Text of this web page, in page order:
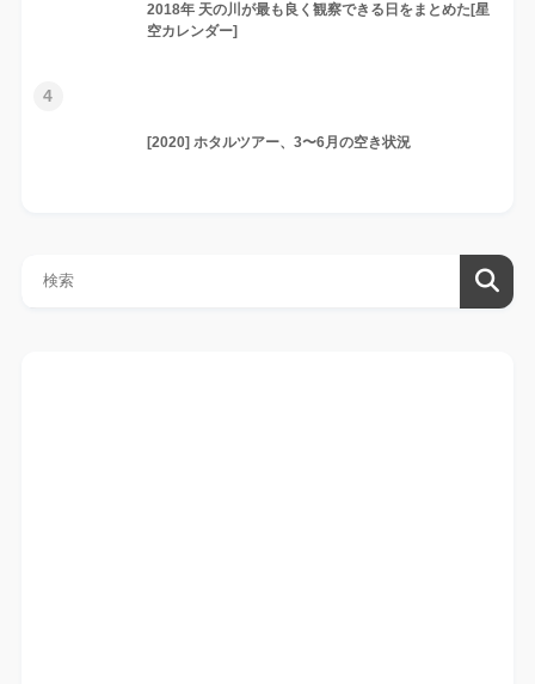
2018年 天の川が最も良く観察できる日をまとめた[星
空カレンダー]
4
[2020] ホタルツアー、3〜6月の空き状況